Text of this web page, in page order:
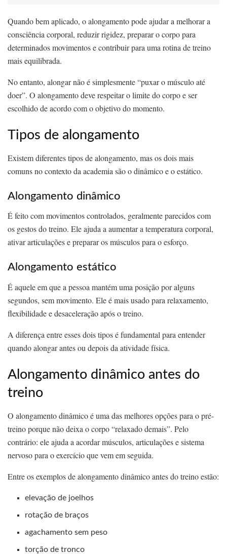
Quando bem aplicado, o alongamento pode ajudar a melhorar a
consciência corporal, reduzir rigidez, preparar o corpo para
determinados movimentos e contribuir para uma rotina de treino
mais equilibrada.
No entanto, alongar não é simplesmente “puxar o músculo até
doer”. O alongamento deve respeitar o limite do corpo e ser
escolhido de acordo com o objetivo do momento.
Tipos de alongamento
Existem diferentes tipos de alongamento, mas os dois mais
comuns no contexto da academia são o dinâmico e o estático.
Alongamento dinâmico
É feito com movimentos controlados, geralmente parecidos com
os gestos do treino. Ele ajuda a aumentar a temperatura corporal,
ativar articulações e preparar os músculos para o esforço.
Alongamento estático
É aquele em que a pessoa mantém uma posição por alguns
segundos, sem movimento. Ele é mais usado para relaxamento,
flexibilidade e desaceleração após o treino.
A diferença entre esses dois tipos é fundamental para entender
quando alongar antes ou depois da atividade física.
Alongamento dinâmico antes do
treino
O alongamento dinâmico é uma das melhores opções para o pré-
treino porque não deixa o corpo “relaxado demais”. Pelo
contrário: ele ajuda a acordar músculos, articulações e sistema
nervoso para o exercício que vem em seguida.
Entre os exemplos de alongamento dinâmico antes do treino estão:
elevação de joelhos
rotação de braços
agachamento sem peso
torção de tronco